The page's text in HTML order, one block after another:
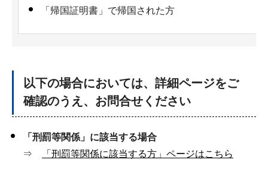
「帰国証明書」で帰国された方
以下の場合においては、詳細ページをご
確認のうえ、お問合せください
「刑罰等関係」に該当する場合
⇒
「刑罰等関係に該当する方」ページはこちら